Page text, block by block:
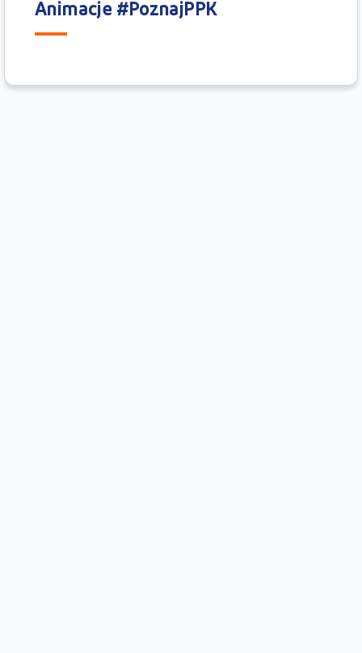
Animacje #PoznajPPK